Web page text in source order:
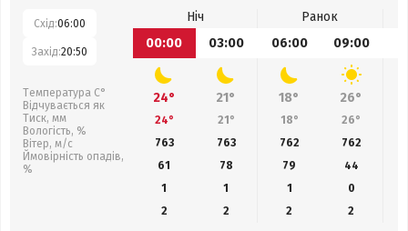
Схід:06:00
Захід:20:50
Температура С°
Відчувається як
Тиск, мм
Вологість, %
Вітер, м/с
Ймовірність опадів,
%
Ніч
Ранок
00:00
03:00 06:00 09:00
24° 21° 18° 26°
24° 21° 18° 26°
763
763 762 762
61
78 79 44
1
1 1
0
2
2 2 2